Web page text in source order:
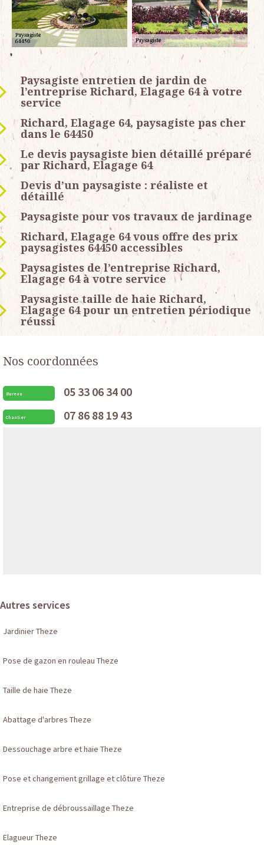
Paysagiste entretien de jardin de
l’entreprise Richard, Elagage 64 à votre
service
Richard, Elagage 64, paysagiste pas cher
dans le 64450
Le devis paysagiste bien détaillé préparé
par Richard, Elagage 64
Devis d’un paysagiste : réaliste et
détaillé
Paysagiste pour vos travaux de jardinage
Richard, Elagage 64 vous offre des prix
paysagistes 64450 accessibles
Paysagistes de l’entreprise Richard,
Elagage 64 à votre service
Paysagiste taille de haie Richard,
Elagage 64 pour un entretien périodique
réussi
Nos coordonnées
Bureau 05 33 06 34 00
Chantier 07 86 88 19 43
Autres services
Jardinier Theze
Pose de gazon en rouleau Theze
Taille de haie Theze
Abattage d'arbres Theze
Dessouchage arbre et haie Theze
Pose et changement grillage et clôture Theze
Entreprise de débroussaillage Theze
Elagueur Theze